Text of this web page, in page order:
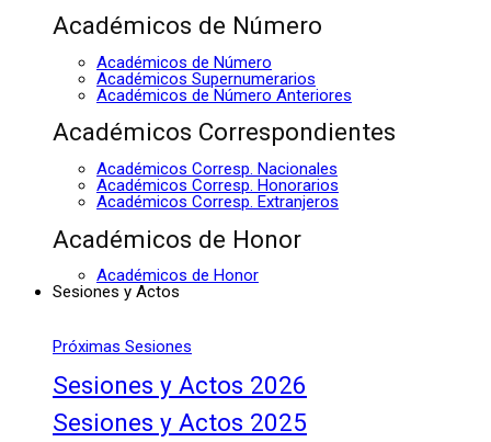
Académicos de Número
Académicos de Número
Académicos Supernumerarios
Académicos de Número Anteriores
Académicos Correspondientes
Académicos Corresp. Nacionales
Académicos Corresp. Honorarios
Académicos Corresp. Extranjeros
Académicos de Honor
Académicos de Honor
Sesiones y Actos
Próximas Sesiones
Sesiones y Actos 2026
Sesiones y Actos 2025